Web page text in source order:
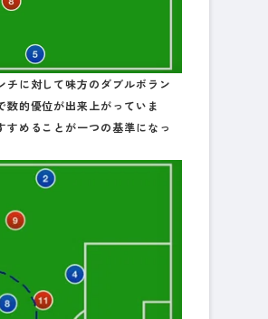
チに対して味方のダブルボラン
数的優位が出来上がっていま
すめることが一つの基準になっ